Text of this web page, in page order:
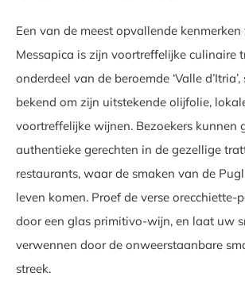
Een van de meest opvallende kenmerken
Messapica is zijn voortreffelijke culinaire
onderdeel van de beroemde ‘Valle
bekend om zijn uitstekende olijfolie,
voortreffelijke wijnen. Bezoekers kunnen
authentieke gerechten in de gezellige
restaurants, waar de smaken van de
leven komen. Proef de verse orecchiette-
door een glas primitivo-wijn, en laat uw
verwennen door de onweerstaanbare
streek.